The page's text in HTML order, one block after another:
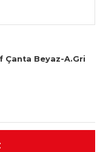
Çanta Beyaz-A.Gri